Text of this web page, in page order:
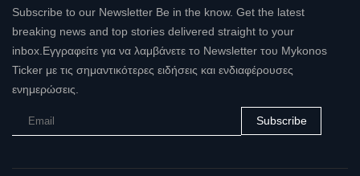
Subscribe to our Newsletter Be in the know. Get the latest
breaking news and top stories delivered straight to your
inbox.Εγγραφείτε για να λαμβάνετε το Newsletter του Mykonos
Ticker με τις σημαντικότερες ειδήσεις και ενδιαφέρουσες
ενημερώσεις.
Subscribe